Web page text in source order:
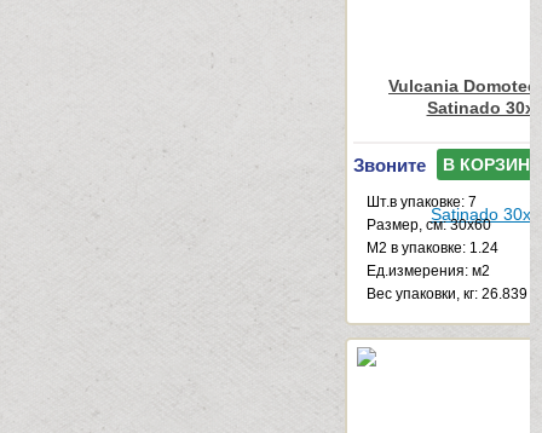
Vulcania Domotec
Satinado
Звоните В КОРЗИНУ
Шт.в упаковке: 7
Размер, см: 30x60
М2 в упаковке: 1.24
Ед.измерения: м2
Веc упаковки, кг: 26.839